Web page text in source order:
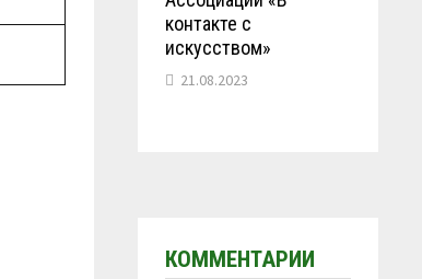
контакте с
искусством»
21.08.2023
КОММЕНТАРИИ